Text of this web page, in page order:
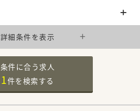
詳細条件を表示
条件に合う求人
1件を検索する